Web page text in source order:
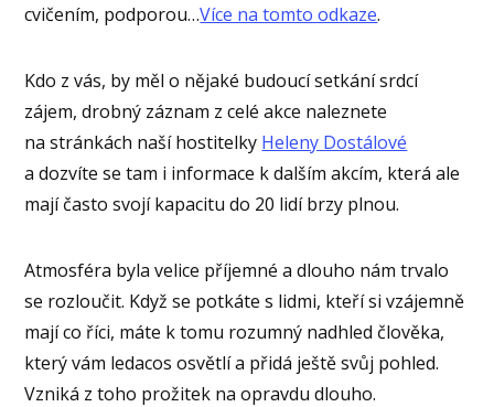
cvičením, podporou…Více na tomto odkaze.
Kdo z vás, by měl o nějaké budoucí setkání srdcí
zájem, drobný záznam z celé akce naleznete
na stránkách naší hostitelky Heleny Dostálové
a dozvíte se tam i informace k dalším akcím, která ale
mají často svojí kapacitu do 20 lidí brzy plnou.
Atmosféra byla velice příjemné a dlouho nám trvalo
se rozloučit. Když se potkáte s lidmi, kteří si vzájemně
mají co říci, máte k tomu rozumný nadhled člověka,
který vám ledacos osvětlí a přidá ještě svůj pohled.
Vzniká z toho prožitek na opravdu dlouho.